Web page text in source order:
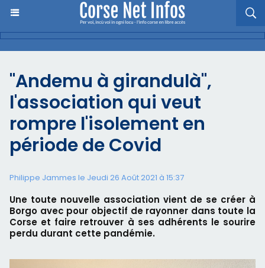
"Andemu à girandulà",
l'association qui veut
rompre l'isolement en
période de Covid
Philippe Jammes le Jeudi 26 Août 2021 à 15:37
Une toute nouvelle association vient de se créer à
Borgo avec pour objectif de rayonner dans toute la
Corse et faire retrouver à ses adhérents le sourire
perdu durant cette pandémie.